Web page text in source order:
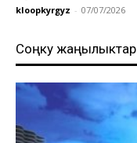
kloopkyrgyz - 07/07/2026
Соңку жаңылыктар